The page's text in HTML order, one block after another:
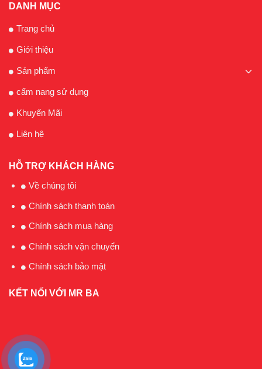
DANH MỤC
Trang chủ
Giới thiệu
Sản phẩm
cẩm nang sử dụng
Khuyến Mãi
Liên hệ
HỖ TRỢ KHÁCH HÀNG
Về chúng tôi
Chính sách thanh toán
Chính sách mua hàng
Chính sách vận chuyển
Chính sách bảo mật
KẾT NỐI VỚI MR BA